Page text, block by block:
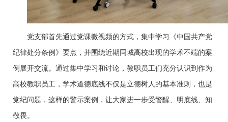
党支部首先通过党课微视频的方式，集中学习《中国共产党
纪律处分条例》要点，并围绕近期同城高校出现的学术不端的案
例展开交流。通过集中学习和讨论，教职员工们充分认识到作为
高校教职员工，学术道德底线不仅是立德树人的基本准则，也是
党纪问题，这样的警示案例，让大家进一步受警醒、明底线、知
敬畏。